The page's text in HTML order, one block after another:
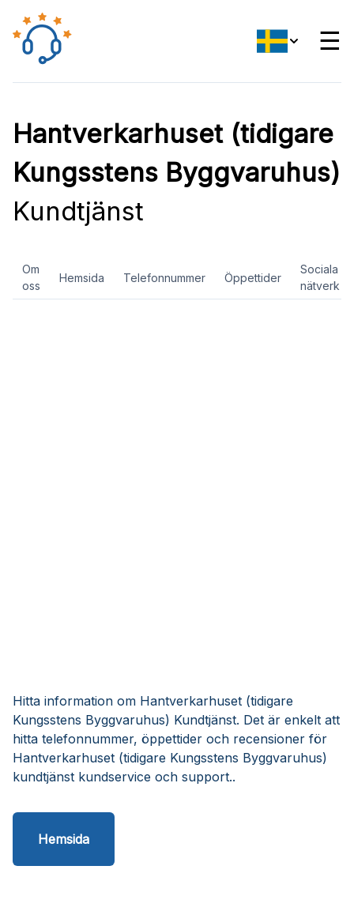
☰
Hantverkarhuset (tidigare
Kungsstens Byggvaruhus)
Kundtjänst
Om
oss
Hemsida Telefonnummer Öppettider
Sociala
nätverk
Hitta information om Hantverkarhuset (tidigare
Kungsstens Byggvaruhus) Kundtjänst. Det är enkelt att
hitta telefonnummer, öppettider och recensioner för
Hantverkarhuset (tidigare Kungsstens Byggvaruhus)
kundtjänst kundservice och support..
Hemsida